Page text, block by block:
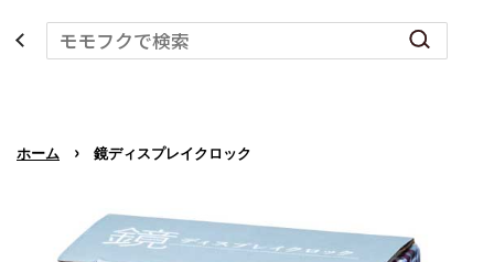
ホーム › 鏡ディスプレイクロック